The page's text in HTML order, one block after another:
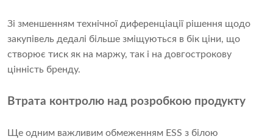
Зі зменшенням технічної диференціації рішення щодо
закупівель дедалі більше зміщуються в бік ціни, що
створює тиск як на маржу, так і на довгострокову
цінність бренду.
Втрата контролю над розробкою продукту
Ще одним важливим обмеженням ESS з білою